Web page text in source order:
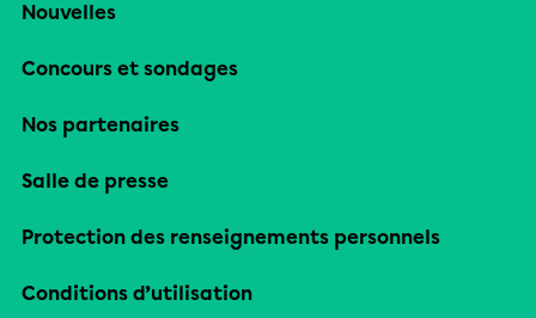
Nouvelles
Concours et sondages
Nos partenaires
Salle de presse
Protection des renseignements personnels
Conditions d’utilisation